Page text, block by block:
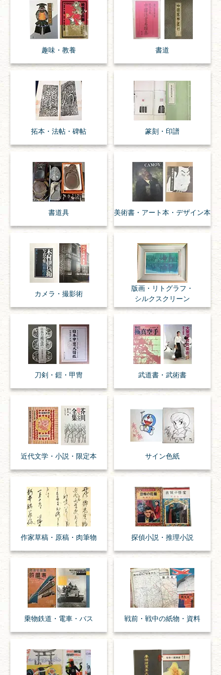
趣味・ 教養 書道
拓本・法帖・ 碑帖 篆刻・印譜
書道具 美術書・アート本・ デザイン本
カメラ・撮影術
版画・リトグラフ・
シルクスクリーン
刀剣・ 鎧・ 甲冑 武道書・ 武術書
近代文学・ 小説・限定本 サイン色紙
作家草稿・原稿・ 肉筆物 探偵小説・ 推理小説
乗物鉄道・ 電車・ バス 戦前・戦中の紙物・資料